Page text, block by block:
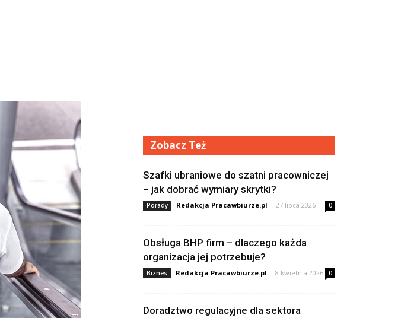
Zobacz Też
Szafki ubraniowe do szatni pracowniczej
– jak dobrać wymiary skrytki?
Porady Redakcja Pracawbiurze.pl - 27 lipca 2026 0
Obsługa BHP firm – dlaczego każda
organizacja jej potrzebuje?
Biznes Redakcja Pracawbiurze.pl - 8 kwietnia 2026 0
Doradztwo regulacyjne dla sektora